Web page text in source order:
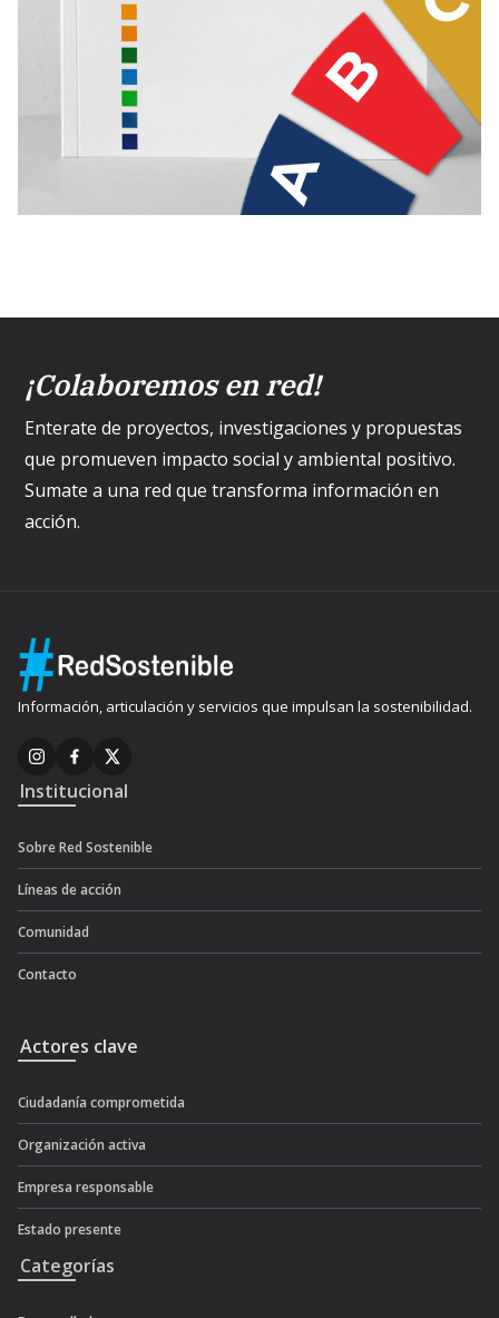
¡Colaboremos en red!
Enterate de proyectos, investigaciones y propuestas
que promueven impacto social y ambiental positivo.
Sumate a una red que transforma información en
acción.
Información, articulación y servicios que impulsan la sostenibilidad.
Institucional
Sobre Red Sostenible
Líneas de acción
Comunidad
Contacto
Actores clave
Ciudadanía comprometida
Organización activa
Empresa responsable
Estado presente
Categorías